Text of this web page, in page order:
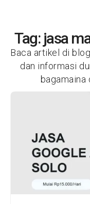
Tag: jasa
Baca artikel di
dan informasi
bagamaina